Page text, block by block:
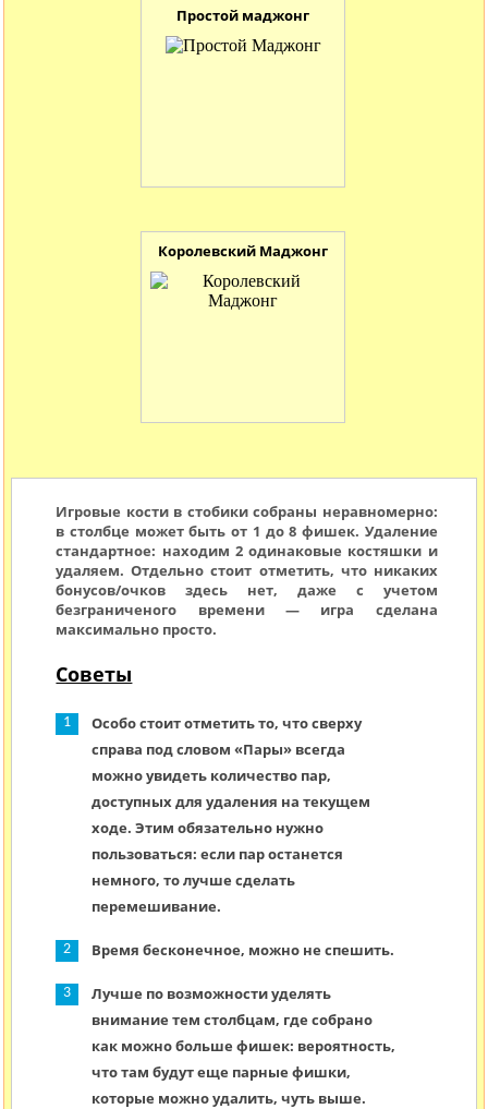
Простой маджонг
Королевский Маджонг
Игровые кости в стобики собраны неравномерно:
в столбце может быть от 1 до 8 фишек. Удаление
стандартное: находим 2 одинаковые костяшки и
удаляем. Отдельно стоит отметить, что никаких
бонусов/очков здесь нет, даже с учетом
безграниченого времени — игра сделана
максимально просто.
Советы
Особо стоит отметить то, что сверху
справа под словом «Пары» всегда
можно увидеть количество пар,
доступных для удаления на текущем
ходе. Этим обязательно нужно
пользоваться: если пар останется
немного, то лучше сделать
перемешивание.
Время бесконечное, можно не спешить.
Лучше по возможности уделять
внимание тем столбцам, где собрано
как можно больше фишек: вероятность,
что там будут еще парные фишки,
которые можно удалить, чуть выше.